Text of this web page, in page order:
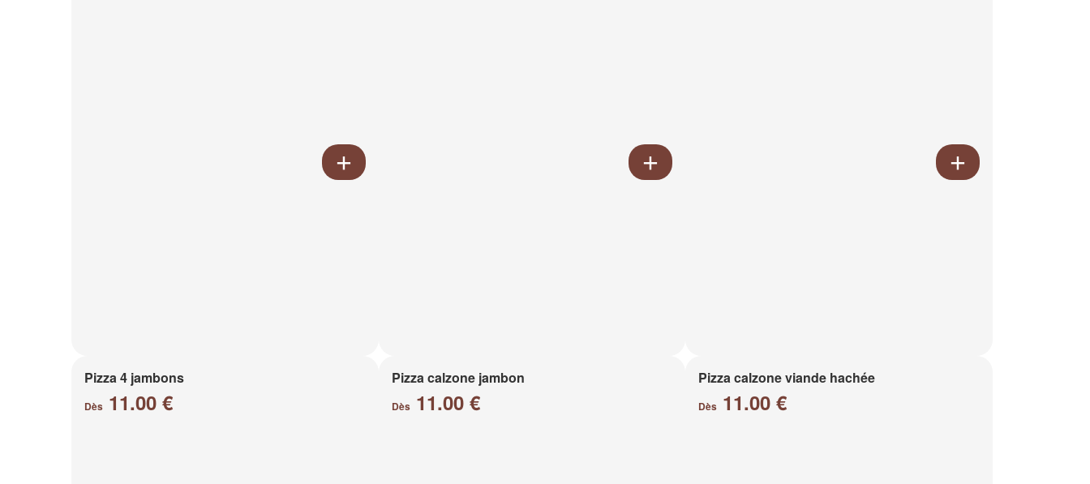
Pizza 4 jambons
Dès 11.00 €
Pizza calzone jambon
Dès11.00 €
Pizza calzone viande hachée
Dès 11.00 €